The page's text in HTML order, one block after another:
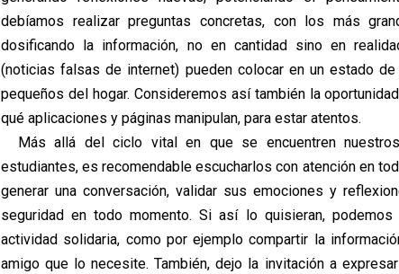
debíamos realizar preguntas concretas, con los más
dosificando la información, no en cantidad sino en
(noticias falsas de internet) pueden colocar en un estado
pequeños del hogar. Consideremos así también la
qué aplicaciones y páginas manipulan, para estar atentos.
Más allá del ciclo vital en que se encuentren
estudiantes, es recomendable escucharlos con atención en
generar una conversación, validar sus emociones y
seguridad en todo momento. Si así lo quisieran,
actividad solidaria, como por ejemplo compartir la
amigo que lo necesite. También, dejo la invitación a